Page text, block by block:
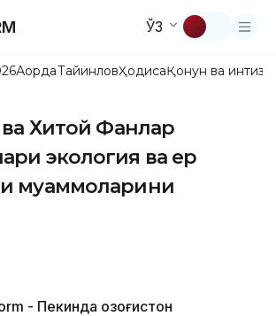
ЎЗ
АқордаТайинловҲодисаҚонун ва
ва Хитой Фанлар
экология ва ер
муаммоларини
- Пекинда Қозоғистон